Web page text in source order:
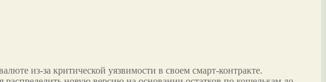
из-за критической уязвимости в своем смарт-контракте.